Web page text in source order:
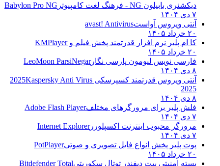
دیکشنری بابیلون NG - فرهنگ لغت کامپیوتر
Babylon Pro NG
۷ دی ۱۴۰۴
آنتی ویروس آواستavast! Antivirus
۲۰ خرداد ۱۴۰۵
کا ام پلیر نرم افزار قدرتمند پخش فیلم وKMPlayer
۲۰ خرداد ۱۴۰۵
فارسی نویس لیومون پارسی نگارLeoMoon ParsiNegar
۸ دی ۱۴۰۴
آنتی ویروس قدرتمند کسپرسکی 2025 Kaspersky Anti Virus
2025
۸ دی ۱۴۰۴
فلش پلیر برای مرورگرهای مختلفAdobe Flash Player
۷ دی ۱۴۰۴
مرورگر محبوب اینترنت اکسپلوررInternet Explorer
۷ دی ۱۴۰۴
پوت پلیر پخش انواع فایل تصویری و صوتیPotPlayer
۲۰ خرداد ۱۴۰۵
بسته امنیتی بیت دیفندر توتال سکوریتیBitdefender Total